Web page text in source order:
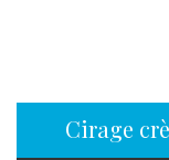
Cirage